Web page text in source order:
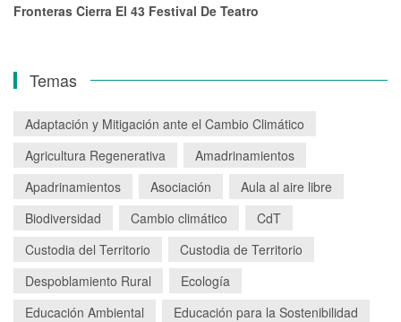
Fronteras Cierra El 43 Festival De Teatro
Temas
Adaptación y Mitigación ante el Cambio Climático
Agricultura Regenerativa
Amadrinamientos
Apadrinamientos
Asociación
Aula al aire libre
Biodiversidad
Cambio climático
CdT
Custodia del Territorio
Custodia de Territorio
Despoblamiento Rural
Ecología
Educación Ambiental
Educación para la Sostenibilidad